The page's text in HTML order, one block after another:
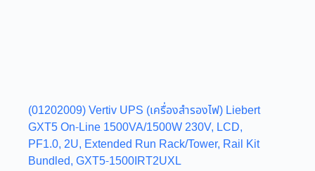
(01202009) Vertiv UPS (เครื่องสำรองไฟ) Liebert
GXT5 On-Line 1500VA/1500W 230V, LCD,
PF1.0, 2U, Extended Run Rack/Tower, Rail Kit
Bundled, GXT5-1500IRT2UXL